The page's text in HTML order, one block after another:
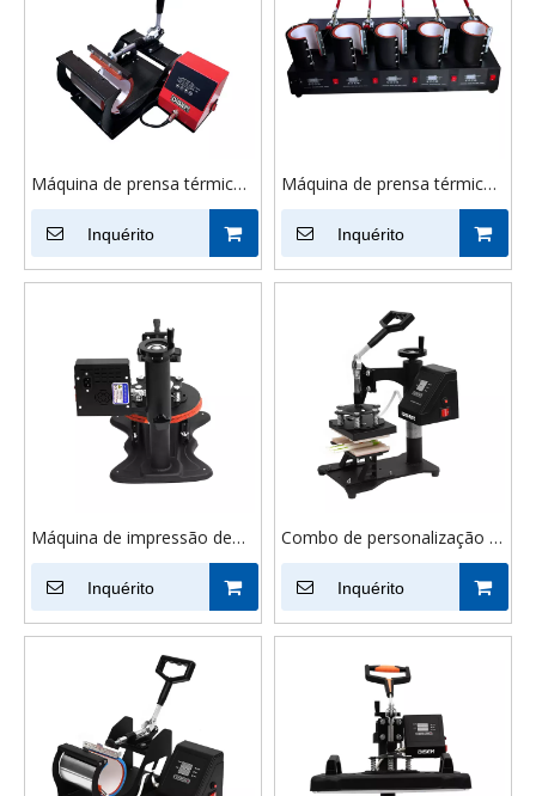
Máquina de prensa térmica
para canecas Impressão de
caneca por sublimação de
prensa térmica para copo
11oz
Inquérito
Máquina de prensa térmica
de copo 5 em 1 para copo
de sublimação
Inquérito
Máquina de impressão de
transferência digital de
sublimação de placa de 8
polegadas para impressão
de elemento de
aquecimento de alumínio
Inquérito
Combo de personalização 6
em 1 Máquina de
transferência de prensa de
calor de caneta de alta
pressão para impressão de
caneta Máquina de
sublimação de caneta fácil
Inquérito